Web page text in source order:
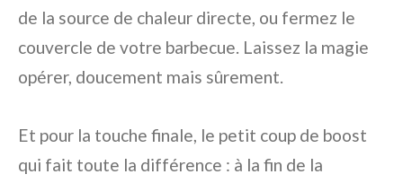
de la source de chaleur directe, ou fermez le
couvercle de votre barbecue. Laissez la magie
opérer, doucement mais sûrement.
Et pour la touche finale, le petit coup de boost
qui fait toute la différence : à la fin de la